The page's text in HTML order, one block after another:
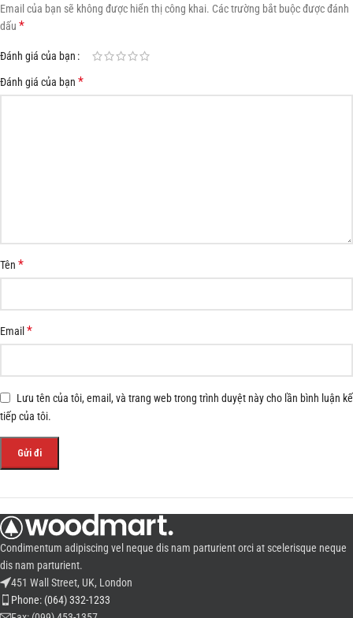
Email của bạn sẽ không được hiển thị công khai. Các trường bắt buộc được đánh
dấu *
Đánh giá của bạn
Đánh giá của bạn *
Tên *
Email*
Lưu tên của tôi, email, và trang web trong trình duyệt này cho lần bình luận kế
tiếp của tôi.
Condimentum adipiscing vel neque dis nam parturient orci at scelerisque neque
dis nam parturient.
451 Wall Street, UK, London
Phone: (064) 332-1233